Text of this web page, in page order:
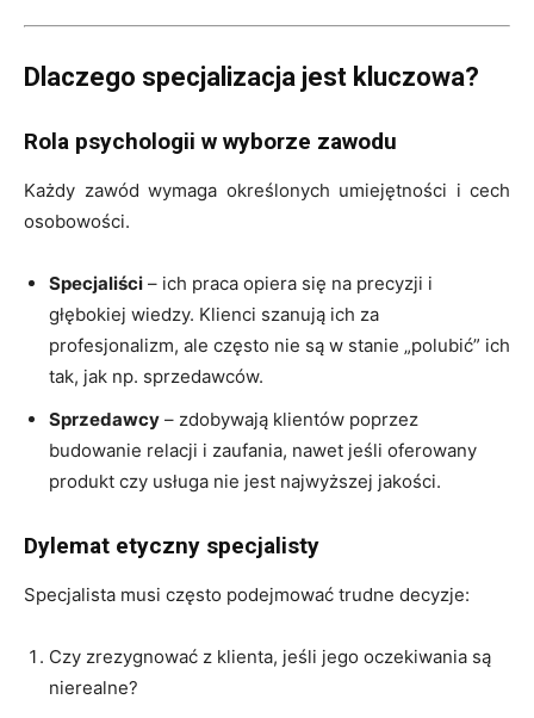
Dlaczego specjalizacja jest kluczowa?
Rola psychologii w wyborze zawodu
Każdy zawód wymaga określonych umiejętności i cech
osobowości.
Specjaliści – ich praca opiera się na precyzji i
głębokiej wiedzy. Klienci szanują ich za
profesjonalizm, ale często nie są w stanie „polubić” ich
tak, jak np. sprzedawców.
Sprzedawcy – zdobywają klientów poprzez
budowanie relacji i zaufania, nawet jeśli oferowany
produkt czy usługa nie jest najwyższej jakości.
Dylemat etyczny specjalisty
Specjalista musi często podejmować trudne decyzje:
Czy zrezygnować z klienta, jeśli jego oczekiwania są
nierealne?